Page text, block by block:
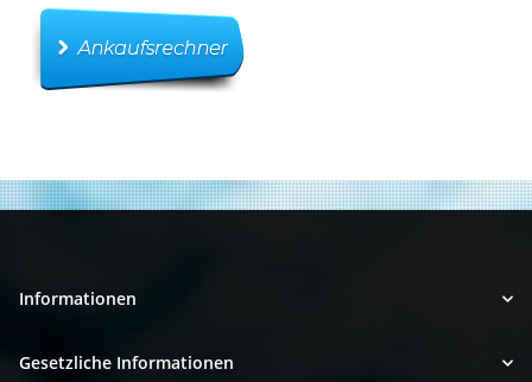
Informationen
Gesetzliche Informationen